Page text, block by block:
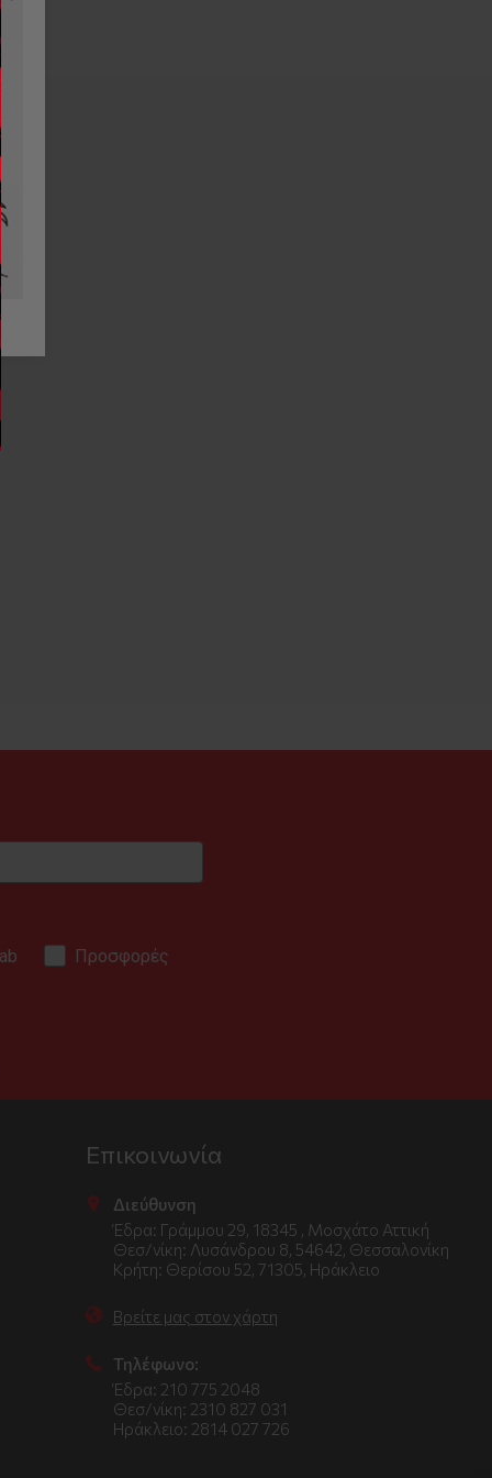
Προσφορές
Επικοινωνία
Διεύθυνση
Έδρα: Γράμμου 29, 18345 , Μοσχάτο Αττική
Θεσ/νίκη: Λυσάνδρου 8, 54642, Θεσσαλονίκη
Κρήτη: Θερίσου 52, 71305, Ηράκλειο
Βρείτε μας στον χάρτη
Τηλέφωνο:
Έδρα: 210 775 2048
Θεσ/νίκη: 2310 827 031
Ηράκλειο: 2814 027 726